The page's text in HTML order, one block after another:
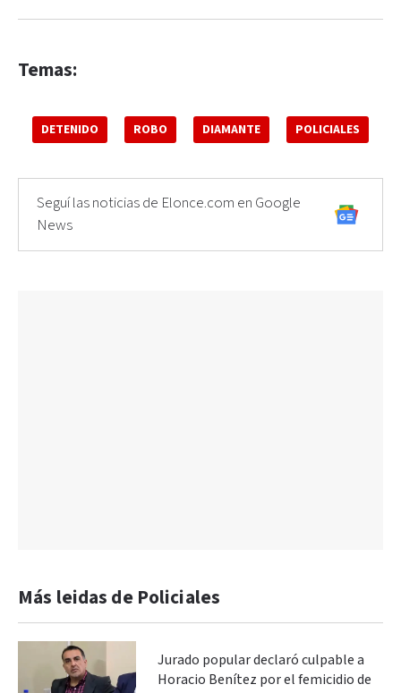
Temas:
DETENIDO ROBO DIAMANTE POLICIALES
Seguí las noticias de Elonce.com en Google
News
Más leidas de Policiales
Jurado popular declaró culpable a
Horacio Benítez por el femicidio de